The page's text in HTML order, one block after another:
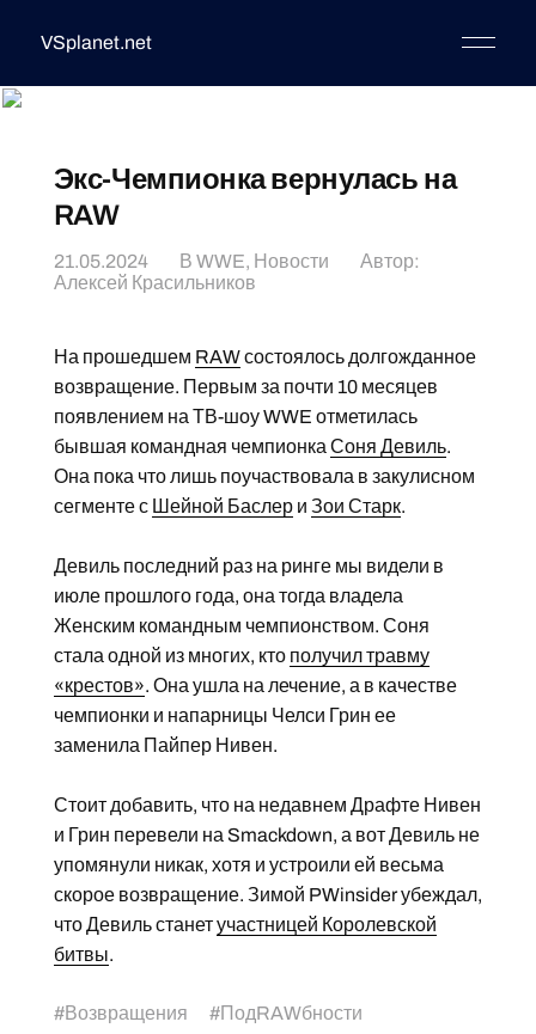
VSplanet.net
Экс-Чемпионка вернулась на
RAW
21.05.2024 В WWE, Новости
Автор:
Алексей Красильников
На прошедшем RAWсостоялось долгожданное
возвращение. Первым за почти 10 месяцев
появлением на ТВ-шоу WWE отметилась
бывшая командная чемпионка Соня Девиль.
Она пока что лишь поучаствовала в закулисном
сегменте с Шейной Баслери Зои Старк.
Девиль последний раз на ринге мы видели в
июле прошлого года, она тогда владела
Женским командным чемпионством. Соня
стала одной из многих, кто получил травму
«крестов». Она ушла на лечение, а в качестве
чемпионки и напарницы Челси Грин ее
заменила Пайпер Нивен.
Стоит добавить, что на недавнем Драфте Нивен
и Грин перевели на Smackdown, а вот Девиль не
упомянули никак, хотя и устроили ей весьма
скорое возвращение. Зимой PWinsider убеждал,
что Девиль станетучастницей Королевской
битвы.
#Возвращения #ПодRAWбности